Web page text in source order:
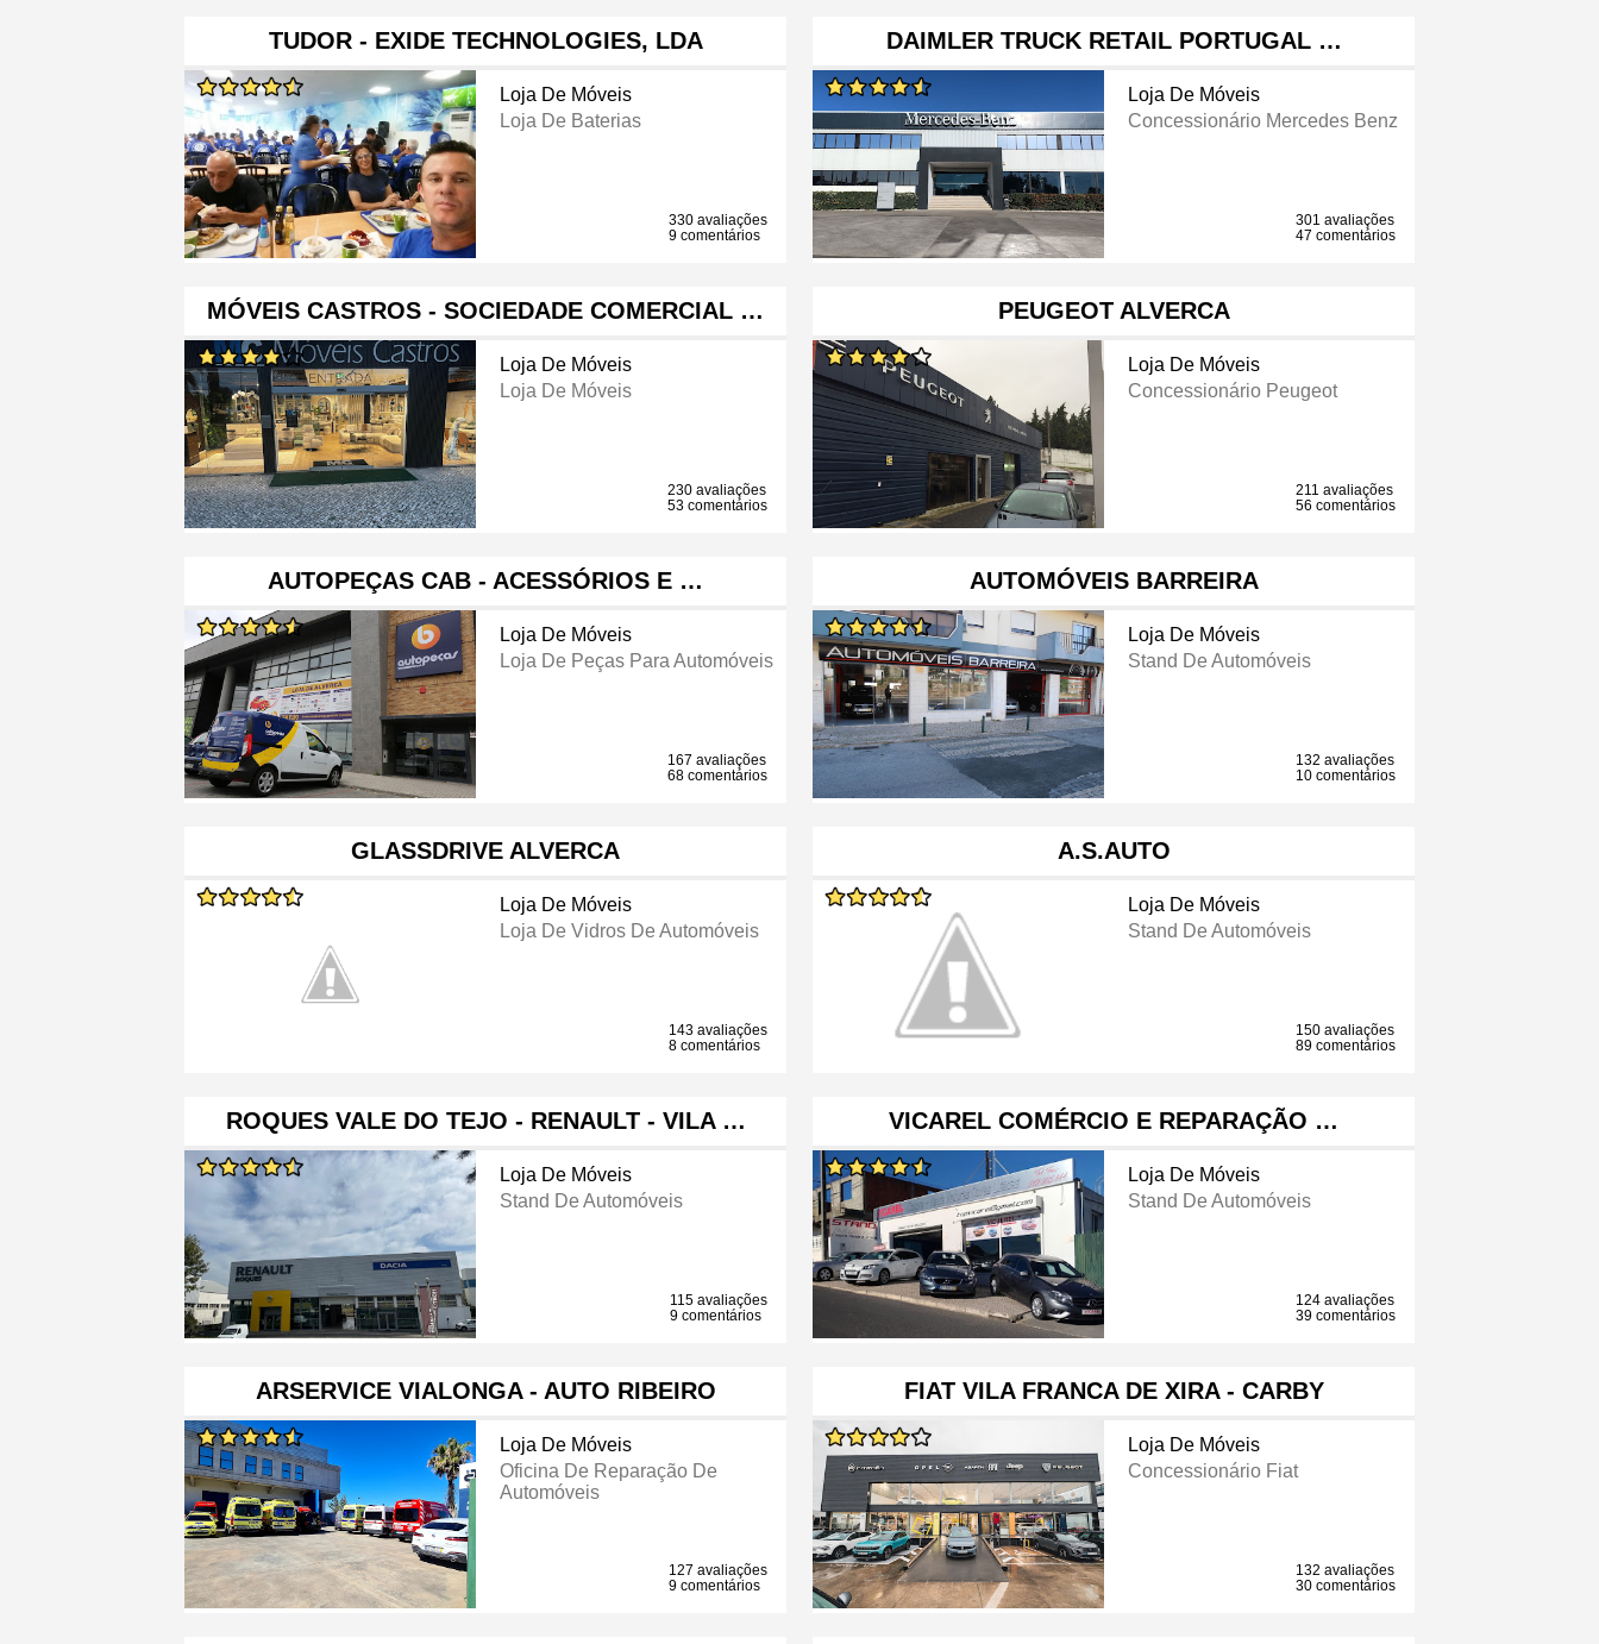
TUDOR - EXIDE TECHNOLOGIES, LDA
Loja De Móveis
Loja De Baterias
330 avaliações
9 comentários
DAIMLER TRUCK RETAIL PORTUGAL …
Loja De Móveis
Concessionário Mercedes Benz
301 avaliações
47 comentários
MÓVEIS CASTROS - SOCIEDADE COMERCIAL …
Loja De Móveis
Loja De Móveis
230 avaliações
53 comentários
PEUGEOT ALVERCA
Loja De Móveis
Concessionário Peugeot
211 avaliações
56 comentários
AUTOPEÇAS CAB - ACESSÓRIOS E …
Loja De Móveis
Loja De Peças Para Automóveis
167 avaliações
68 comentários
AUTOMÓVEIS BARREIRA
Loja De Móveis
Stand De Automóveis
132 avaliações
10 comentários
GLASSDRIVE ALVERCA
Loja De Móveis
Loja De Vidros De Automóveis
143 avaliações
8 comentários
A.S.AUTO
Loja De Móveis
Stand De Automóveis
150 avaliações
89 comentários
ROQUES VALE DO TEJO - RENAULT - VILA …
Loja De Móveis
Stand De Automóveis
115 avaliações
9 comentários
VICAREL COMÉRCIO E REPARAÇÃO …
Loja De Móveis
Stand De Automóveis
124 avaliações
39 comentários
ARSERVICE VIALONGA - AUTO RIBEIRO
Loja De Móveis
Oficina De Reparação De
Automóveis
127 avaliações
9 comentários
FIAT VILA FRANCA DE XIRA - CARBY
Loja De Móveis
Concessionário Fiat
132 avaliações
30 comentários